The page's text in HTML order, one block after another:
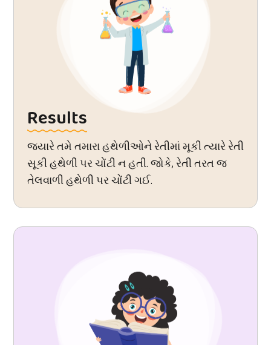
Results
જ્યારે તમે તમારા હથેળીઓને રેતીમાં મૂકી ત્યારે રેતી
સૂકી હથેળી પર ચોંટી ન હતી. જોકે, રેતી તરત જ
તેલવાળી હથેળી પર ચોંટી ગઈ.